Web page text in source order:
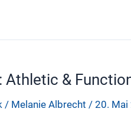
&
/ Melanie Albrecht / 20. Mai